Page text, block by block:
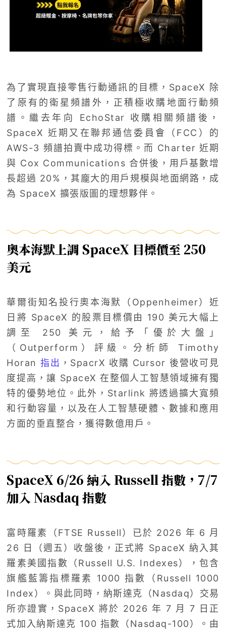
為了實現直接零售行動通訊的目標，SpaceX 除
了原有的衛星頻譜外，正積極收購地面行動頻
譜。繼去年向 EchoStar 收購相關頻譜後，
SpaceX 近期又在聯邦通信委員會（FCC）的
AWS-3 頻譜拍賣中成功得標。而 Charter 近期
與 Cox Communications 合併後，用戶基數增
長超過 20%，其龐大的用戶規模與地面網路，成
為 SpaceX 擴張版圖的理想夥伴。
奧本海默上調 SpaceX 目標價至 250
美元
華爾街知名投行奧本海默（Oppenheimer）近
日將 SpaceX 的股票目標價由 190 美元大幅上
調至 250 美元，給予「優於大盤」
（Outperform）評級。分析師 Timothy
Horan 指出 ，SpacrX 收購 Cursor 後營收可見
度提高，讓 SpaceX 在整個人工智慧領域擁有獨
特的優勢地位。此外，Starlink 將透過擴大寬頻
和行動容量，以及在人工智慧硬體、數據和應用
方面的垂直整合，獲得數億用戶。
SpaceX 6/26 納入 Russell 指數，7/7
加入 Nasdaq 指數
富時羅素（FTSE Russell）已於 2026 年 6 月
26 日（週五）收盤後，正式將 SpaceX 納入其
羅素美國指數（Russell U.S. Indexes），包含
旗艦藍籌指標羅素 1000 指數（Russell 1000
Index）。與此同時，納斯達克（Nasdaq）交易
所亦證實，SpaceX 將於 2026 年 7 月 7 日正
式加入納斯達克 100 指數（Nasdaq-100）。由